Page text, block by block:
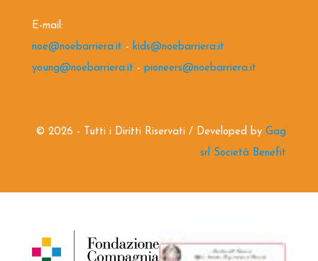
E-mail:
noe@noebarriera.it - kids@noebarriera.it
young@noebarriera.it - pioneers@noebarriera.it
© 2026 - Tutti i Diritti Riservati / Developed by Gag
srl Società Benefit